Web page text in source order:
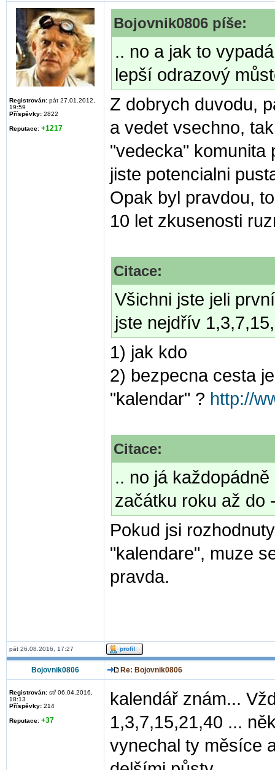
Registrován: pát 27.01.2012,
19:59
Příspěvky: 2822
Reputace: +1217
Bojovnik0806 píše:
.. no a jak to
lepší odrazový
Z dobrych duvodu,
a vedet vsechno,
"vedecka" komunita
jiste potencialni
Opak byl pravdou,
10 let zkusenosti
Citace:
Všichni jste jeli
jste nejdřív
1) jak kdo
2) bezpecna cesta
"kalendar" ? http://
Citace:
.. no já
začátku roku až do
Pokud jsi
"kalendare", muze
pravda.
pát 26.08.2016, 17:27
Bojovnik0806 Re: Bojovnik0806
Registrován: stř 06.04.2016,
18:13
Příspěvky: 214
Reputace: +37
kalendář znám...
1,3,7,15,21,40 ...
vynechal ty měsíce